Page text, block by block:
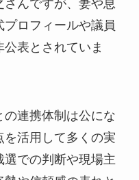
んですが、妻や息
ロフィールや議員
表とされていま
連携体制は公にな
を活用して多くの実
での判断や現場主